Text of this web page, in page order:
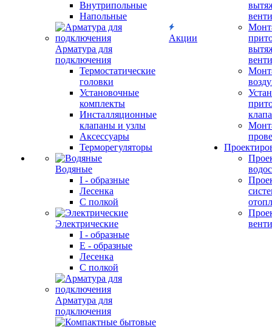
Внутрипольные
Напольные
Арматура для
подключения
Термостатические
головки
Установочные
комплекты
Инсталляционные
клапаны и узлы
Аксессуары
Терморегуляторы
Водяные
I - образные
Лесенка
С полкой
Электрические
I - образные
E - образные
Лесенка
С полкой
Арматура для
подключения
Акции